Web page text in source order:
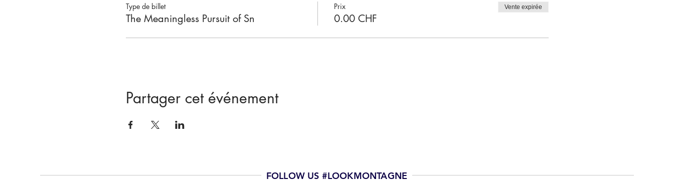
Type de billet
The Meaningless Pursuit of Sn
Prix
0.00 CHF
Vente expirée
Partager cet événement
FOLLOW US #LOOKMONTAGNE